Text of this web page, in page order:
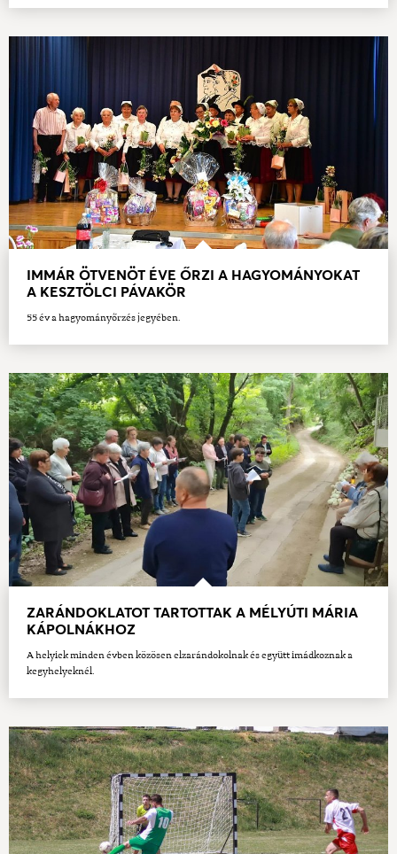
IMMÁR ÖTVENÖT ÉVE ŐRZI A HAGYOMÁNYOKAT
A KESZTÖLCI PÁVAKÖR
55 év a hagyományőrzés jegyében.
ZARÁNDOKLATOT TARTOTTAK A MÉLYÚTI MÁRIA
KÁPOLNÁKHOZ
A helyiek minden évben közösen elzarándokolnak és együtt imádkoznak a
kegyhelyeknél.